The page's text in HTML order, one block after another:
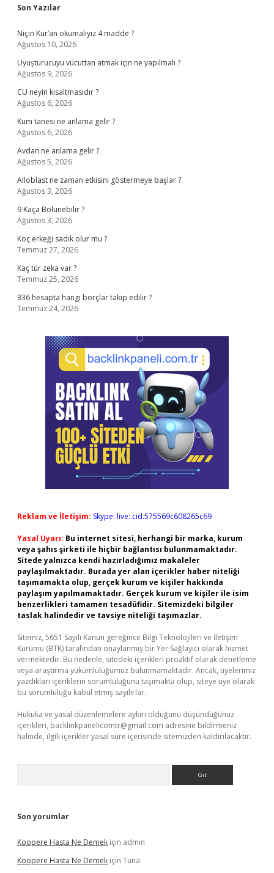
Sidebar
Son Yazılar
Niçin Kur’an okumalıyız 4 madde ?
Ağustos 10, 2026
Uyuşturucuyu vücuttan atmak için ne yapılmalı ?
Ağustos 9, 2026
CU neyin kısaltmasıdır ?
Ağustos 6, 2026
Kum tanesi ne anlama gelir ?
Ağustos 6, 2026
Avdan ne anlama gelir ?
Ağustos 5, 2026
Alloblast ne zaman etkisini göstermeye başlar ?
Ağustos 3, 2026
9 Kaça Bolunebilir ?
Ağustos 3, 2026
Koç erkeği sadık olur mu ?
Temmuz 27, 2026
Kaç tür zeka var ?
Temmuz 25, 2026
336 hesapta hangi borçlar takip edilir ?
Temmuz 24, 2026
Reklam ve İletişim: Skype: live:.cid.575569c608265c69
Yasal Uyarı: Bu internet sitesi, herhangi bir marka, kurum
veya şahıs şirketi ile hiçbir bağlantısı bulunmamaktadır.
Sitede yalnızca kendi hazırladığımız makaleler
paylaşılmaktadır. Burada yer alan içerikler haber niteliği
taşımamakta olup, gerçek kurum ve kişiler hakkında
paylaşım yapılmamaktadır. Gerçek kurum ve kişiler ile isim
benzerlikleri tamamen tesadüfidir. Sitemizdeki bilgiler
taslak halindedir ve tavsiye niteliği taşımazlar.
Sitemiz, 5651 Sayılı Kanun gereğince Bilgi Teknolojileri ve İletişim
Kurumu (BTK) tarafından onaylanmış bir Yer Sağlayıcı olarak hizmet
vermektedir. Bu nedenle, sitedeki içerikleri proaktif olarak denetleme
veya araştırma yükümlülüğümüz bulunmamaktadır. Ancak, üyelerimiz
yazdıkları içeriklerin sorumluluğunu taşımakta olup, siteye üye olarak
bu sorumluluğu kabul etmiş sayılırlar.
Hukuka ve yasal düzenlemelere aykırı olduğunu düşündüğünüz
içerikleri, backlinkpanelicomtr@gmail.com adresine bildirmeniz
halinde, ilgili içerikler yasal süre içerisinde sitemizden kaldırılacaktır.
Son yorumlar
Koopere Hasta Ne Demek için admin
Koopere Hasta Ne Demek için Tuna